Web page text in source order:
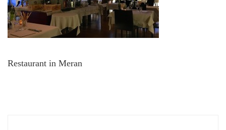
Restaurant in Meran